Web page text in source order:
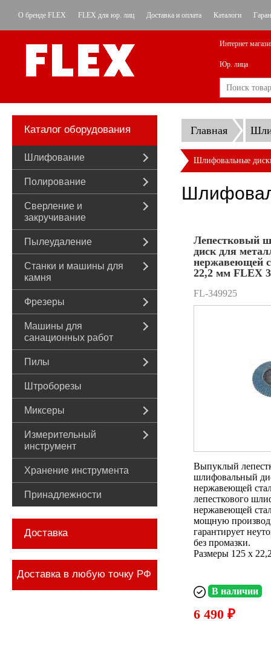
О бренде FLEX FLEX для юр. лиц Доставка и оплата Каталоги
Интернет
Юр. лица
Каталог оборудования
Шлифование
Полирование
Сверление и
закручивание
Пылеудаление
Станки и машины для
камня
Фрезеры
Машины для
санационных работ
Пилы
Штроборезы
Миксеры
Измерительный
инструмент
Хранение инструмента
Принадлежности
Доставка
Доставка в любую точку РФ
Главная
Шлифовальные
Лепестковый
диск для
нержавеющей
22,2 мм FLEX
FL-349925
Выпуклый
шлифовальный
нержавеющей
лепесткового
нержавеющей
мощную
гарантирует
без промазки.
Размеры 125 x
В наличии
6 490 ₽